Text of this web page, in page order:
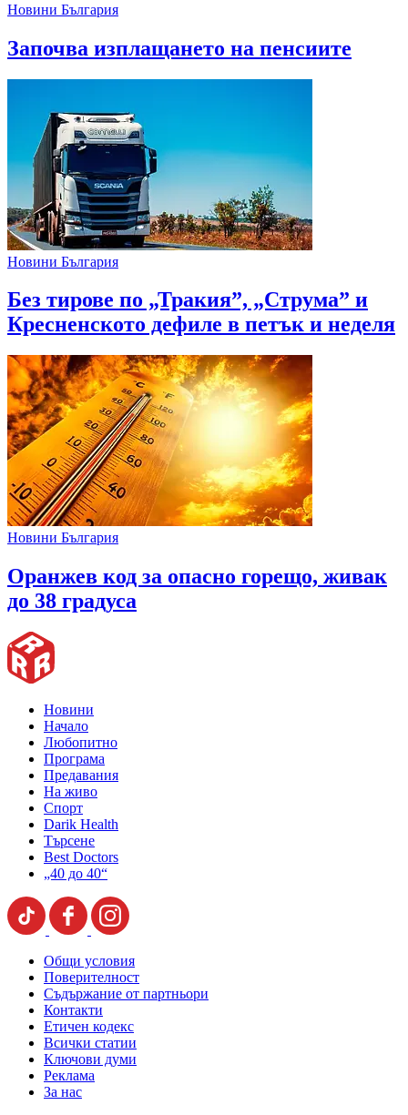
Новини България
Започва изплащането на пенсиите
Новини България
Без тирове по „Тракия”, „Струма” и
Кресненското дефиле в петък и неделя
Новини България
Оранжев код за опасно горещо, живак
до 38 градуса
Новини
Начало
Любопитно
Програма
Предавания
На живо
Спорт
Darik Health
Търсене
Best Doctors
„40 до 40“
Общи условия
Поверителност
Съдържание от партньори
Контакти
Етичен кодекс
Всички статии
Ключови думи
Реклама
За нас